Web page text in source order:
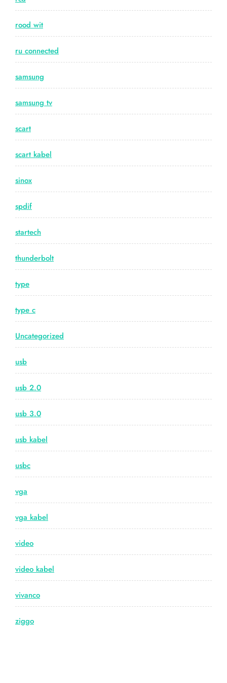
rood wit
ru connected
samsung
samsung tv
scart
scart kabel
sinox
spdif
startech
thunderbolt
type
type c
Uncategorized
usb
usb 2.0
usb 3.0
usb kabel
usbc
vga
vga kabel
video
video kabel
vivanco
ziggo